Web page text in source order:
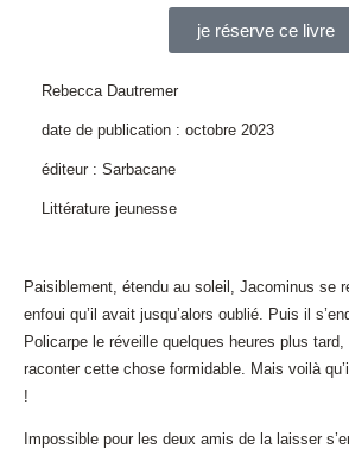
je réserve ce livre
Rebecca Dautremer
date de publication : octobre 2023
éditeur : Sarbacane
Littérature jeunesse
Paisiblement, étendu au soleil, Jacominus se
enfoui qu’il avait jusqu’alors oublié. Puis il
Policarpe le réveille quelques heures plus
raconter cette chose formidable. Mais voilà
!
Impossible pour les deux amis de la laisser